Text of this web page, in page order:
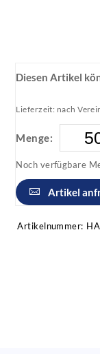
Diesen Artikel
Lieferzeit: nach
Menge:
Noch verfügbare
Artikel
Artikelnummer: